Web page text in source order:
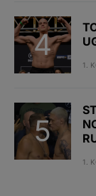
1.
1.